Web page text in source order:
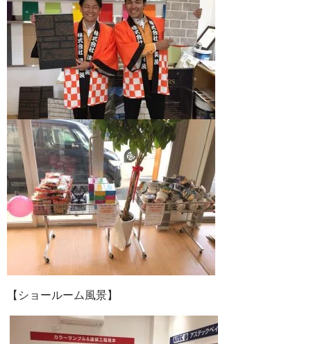
【ショールーム風景】